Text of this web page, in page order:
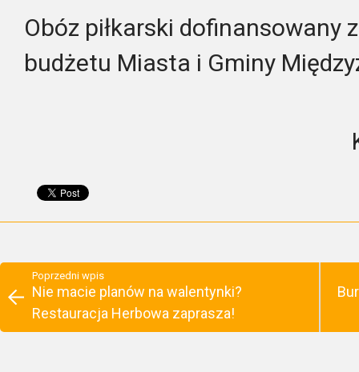
Obóz piłkarski dofinansowany
budżetu Miasta i Gminy
Poprzedni wpis
Nie macie planów na walentynki?
Restauracja Herbowa zaprasza!